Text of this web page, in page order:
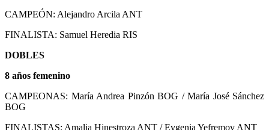
CAMPEÓN: Alejandro Arcila ANT
FINALISTA: Samuel Heredia RIS
DOBLES
8 años femenino
CAMPEONAS: María Andrea Pinzón BOG / María José Sánchez
BOG
FINALISTAS: Amalia Hinestroza ANT / Evgenia Yefremov ANT